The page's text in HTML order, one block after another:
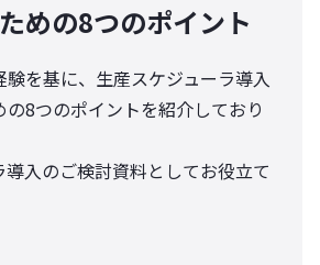
めの8つのポイント
験を基に、生産スケジューラ導入
8つのポイントを紹介しており
入のご検討資料としてお役立て